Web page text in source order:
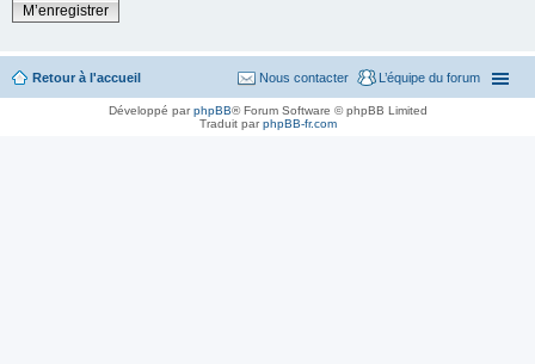
M’enregistrer
Retour à l'accueil L’équipe du forum
Nous contacter
Développé parphpBB® Forum Software © phpBB Limited
Traduit parphpBB-fr.com